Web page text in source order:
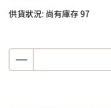
供貨狀況: 尚有庫存 97